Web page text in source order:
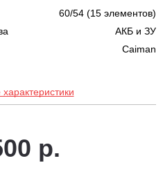
60/54 (15 элементов)
АКБ и ЗУ
Caiman
р.